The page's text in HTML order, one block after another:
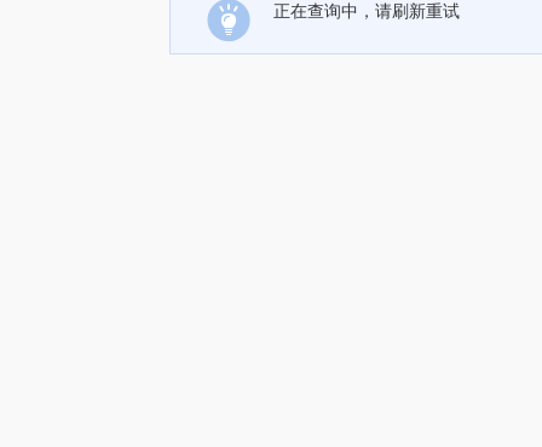
正在查询中，请刷新重试